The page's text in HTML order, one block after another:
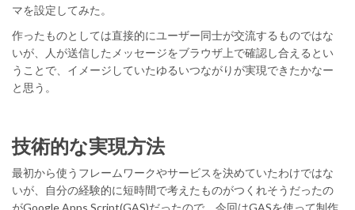
マを設定してみた。
作ったものとしては直接的にユーザー同士が交流するものではな
いが、人が送信したメッセージをブラウザ上で確認し合えるとい
うことで、イメージしていたゆるいつながりが実現できたかなー
と思う。
技術的な実現方法
最初から使うフレームワークやサービスを決めていたわけではな
いが、自分の経験的に短時間で考えたものがつくれそうだったの
がGoogle Apps Script(GAS)だったので、今回はGASを使って制作